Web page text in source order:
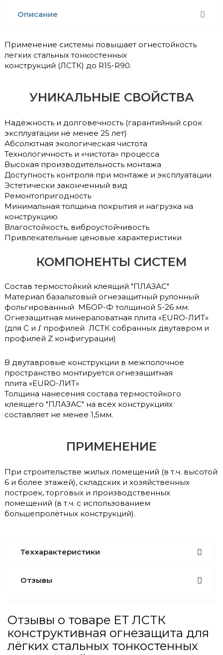
Описание
Применение системы повышает огнестойкость
легких стальных тонкостенных
конструкций (ЛСТК) до R15-R90.
УНИКАЛЬНЫЕ СВОЙСТВА
Надёжность и долговечность (гарантийный срок
эксплуатации не менее 25 лет)
Абсолютная экологическая чистота
Технологичность и «чистота» процесса
Высокая производительность монтажа
Доступность контроля при монтаже и эксплуатации
Эстетически законченный вид
Ремонтопригодность
Минимальная толщина покрытия и нагрузка на
конструкцию
Влагостойкость, виброустойчивость
Привлекательные ценовые характеристики
КОМПОНЕНТЫ СИСТЕМ
Состав термостойкий клеящий "ПЛАЗАС"
Материал базальтовый огнезащитный рулонный
фольгированный МБОР-Ф толщиной 5-26 мм.
Огнезащитная минераловатная плита «EURO-ЛИТ»
(для С и Ʃ профилей ЛСТК собранных двутавром и
профилей Z конфигурации)
В двутавровые конструкции в межполочное
пространство монтируется огнезащитная
плита «EURO-ЛИТ»
Толщина нанесения состава термостойкого
клеящего "ПЛАЗАС" на всех конструкциях
составляет не менее 1,5мм.
ПРИМЕНЕНИЕ
При строительстве жилых помещений (в т.ч. высотой
6 и более этажей), складских и хозяйственных
построек, торговых и производственных
помещений (в т.ч. с использованием
большепролётных конструкций).
Теххарактеристики
Отзывы
Отзывы о товаре ЕТ ЛСТК
конструктивная огнезащита для
лёгких стальных тонкостенных